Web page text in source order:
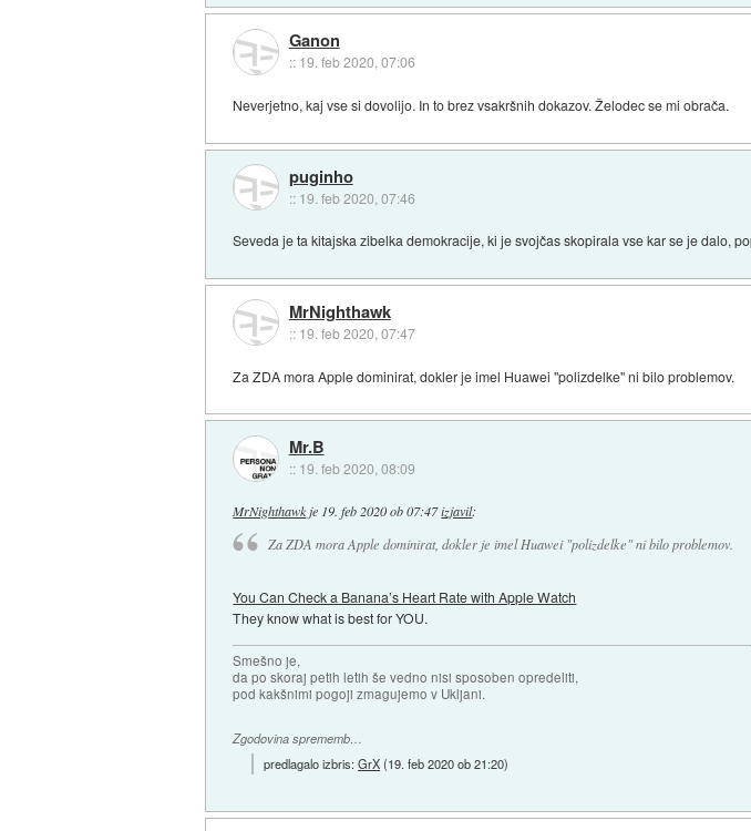
Ganon
:: 19. feb 2020, 07:06
Neverjetno, kaj vse si dovolijo. In to brez vsakršnih dokazov. Želodec se mi obrača.
puginho
:: 19. feb 2020, 07:46
Seveda je ta kitajska zibelka demokracije, ki je svojčas skopirala vse kar se je dalo,
MrNighthawk
:: 19. feb 2020, 07:47
Za ZDA mora Apple dominirat, dokler je imel Huawei "polizdelke" ni bilo problemov.
Mr.B
:: 19. feb 2020, 08:09
MrNighthawkje 19. feb 2020 ob 07:47izjavil:
Za ZDA mora Apple dominirat, dokler je imel Huawei "polizdelke" ni bilo problemov.
You Can Check a Banana’s Heart Rate with Apple Watch
They know what is best for YOU.
Smešno je,
da po skoraj petih letih še vedno nisi sposoben opredeliti,
pod kakšnimi pogoji zmagujemo v Ukljani.
Zgodovina sprememb…
predlagalo izbris:GrX(19. feb 2020 ob 21:20)